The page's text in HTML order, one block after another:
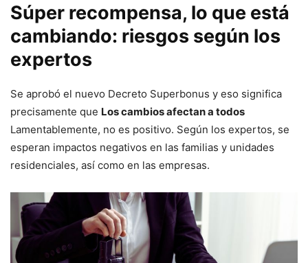
Súper recompensa, lo que está
cambiando: riesgos según los
expertos
Se aprobó el nuevo Decreto Superbonus y eso significa
precisamente que Los cambios afectan a todos
Lamentablemente, no es positivo. Según los expertos, se
esperan impactos negativos en las familias y unidades
residenciales, así como en las empresas.